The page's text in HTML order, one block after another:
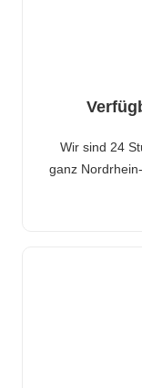
Wir sind 24
ganz